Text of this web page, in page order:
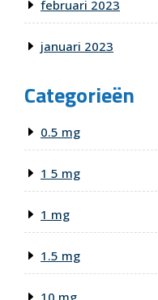
februari 2023
januari 2023
Categorieën
0.5 mg
1 5 mg
1 mg
1.5 mg
10 mg